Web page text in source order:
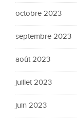
octobre 2023
septembre 2023
août 2023
juillet 2023
juin 2023